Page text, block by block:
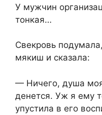
У мужчин
тонкая…
Свекровь
мякиш и сказала:
— Ничего, душа
денется. Уж я ему
упустила в его